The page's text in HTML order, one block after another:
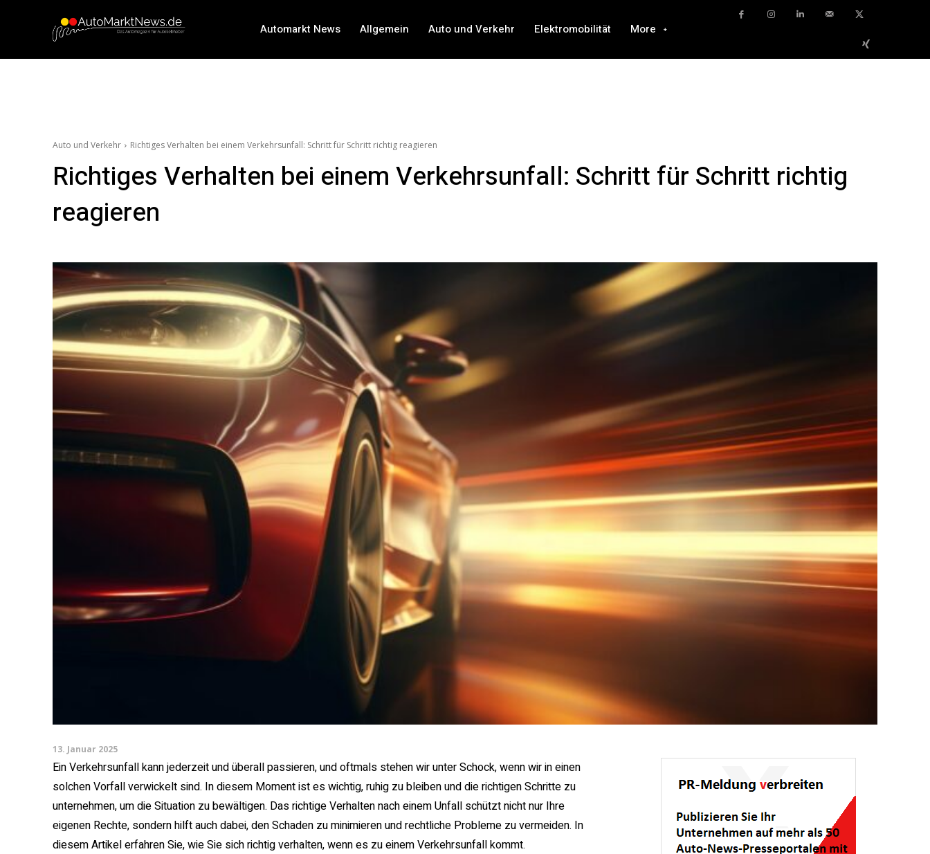
Automarkt News Allgemein Auto und Verkehr Elektromobilität More
Auto und Verkehr Richtiges Verhalten bei einem Verkehrsunfall: Schritt für Schritt richtig reagieren
Richtiges Verhalten bei einem Verkehrsunfall: Schritt für Schritt richtig
reagieren
13. Januar 2025
Ein Verkehrsunfall kann jederzeit und überall passieren, und oftmals stehen wir unter Schock, wenn wir in einen
solchen Vorfall verwickelt sind. In diesem Moment ist es wichtig, ruhig zu bleiben und die richtigen Schritte zu
unternehmen, um die Situation zu bewältigen. Das richtige Verhalten nach einem Unfall schützt nicht nur Ihre
eigenen Rechte, sondern hilft auch dabei, den Schaden zu minimieren und rechtliche Probleme zu vermeiden. In
diesem Artikel erfahren Sie, wie Sie sich richtig verhalten, wenn es zu einem Verkehrsunfall kommt.